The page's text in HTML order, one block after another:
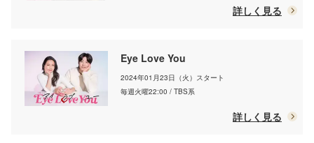
詳しく見る
Eye Love You
2024年01月23日（火）スタート
毎週火曜22:00 / TBS系
詳しく見る